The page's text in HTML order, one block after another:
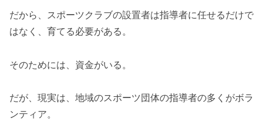
だから、スポーツクラブの設置者は指導者に任せるだけで
はなく、育てる必要がある。
そのためには、資金がいる。
だが、現実は、地域のスポーツ団体の指導者の多くがボラ
ンティア。